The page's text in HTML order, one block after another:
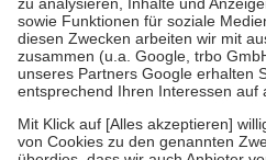
Bei Heilmitteln und häuslicher
Zuzahlung zehn Prozent der Kosten
Verordnung.
Um das Engagement der
stärken und die besondere Stellung
fallenkeine Zuzahlungenan bei:
• Kindern und Jugendlichen bis